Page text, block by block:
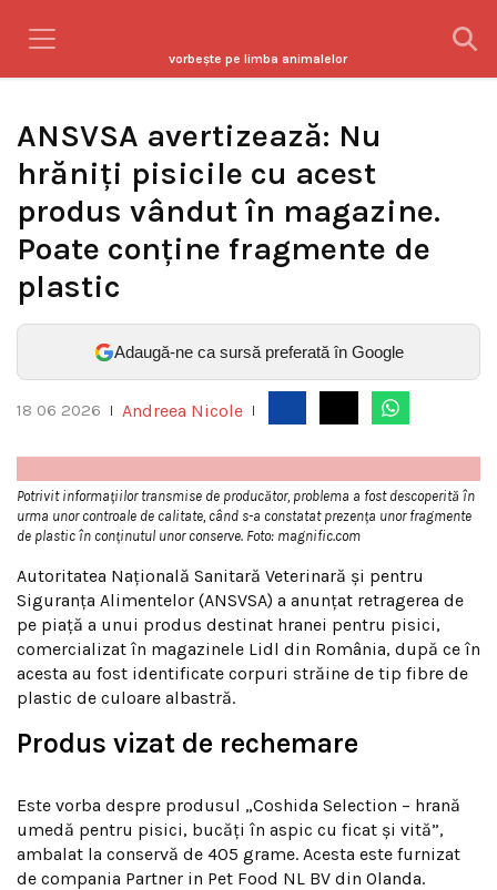
vorbeşte pe limba animalelor
ANSVSA avertizează: Nu
hrăniți pisicile cu acest
produs vândut în magazine.
Poate conține fragmente de
plastic
Adaugă-ne ca sursă preferată în Google
18 06 2026 Andreea Nicole
Potrivit informațiilor transmise de producător, problema a fost descoperită în
urma unor controale de calitate, când s-a constatat prezența unor fragmente
de plastic în conținutul unor conserve. Foto: magnific.com
Autoritatea Națională Sanitară Veterinară și pentru
Siguranța Alimentelor (ANSVSA) a anunțat retragerea de
pe piață a unui produs destinat hranei pentru pisici,
comercializat în magazinele Lidl din România, după ce în
acesta au fost identificate corpuri străine de tip fibre de
plastic de culoare albastră.
Produs vizat de rechemare
Este vorba despre produsul „Coshida Selection – hrană
umedă pentru pisici, bucăți în aspic cu ficat și vită”,
ambalat la conservă de 405 grame. Acesta este furnizat
de compania Partner in Pet Food NL BV din Olanda.